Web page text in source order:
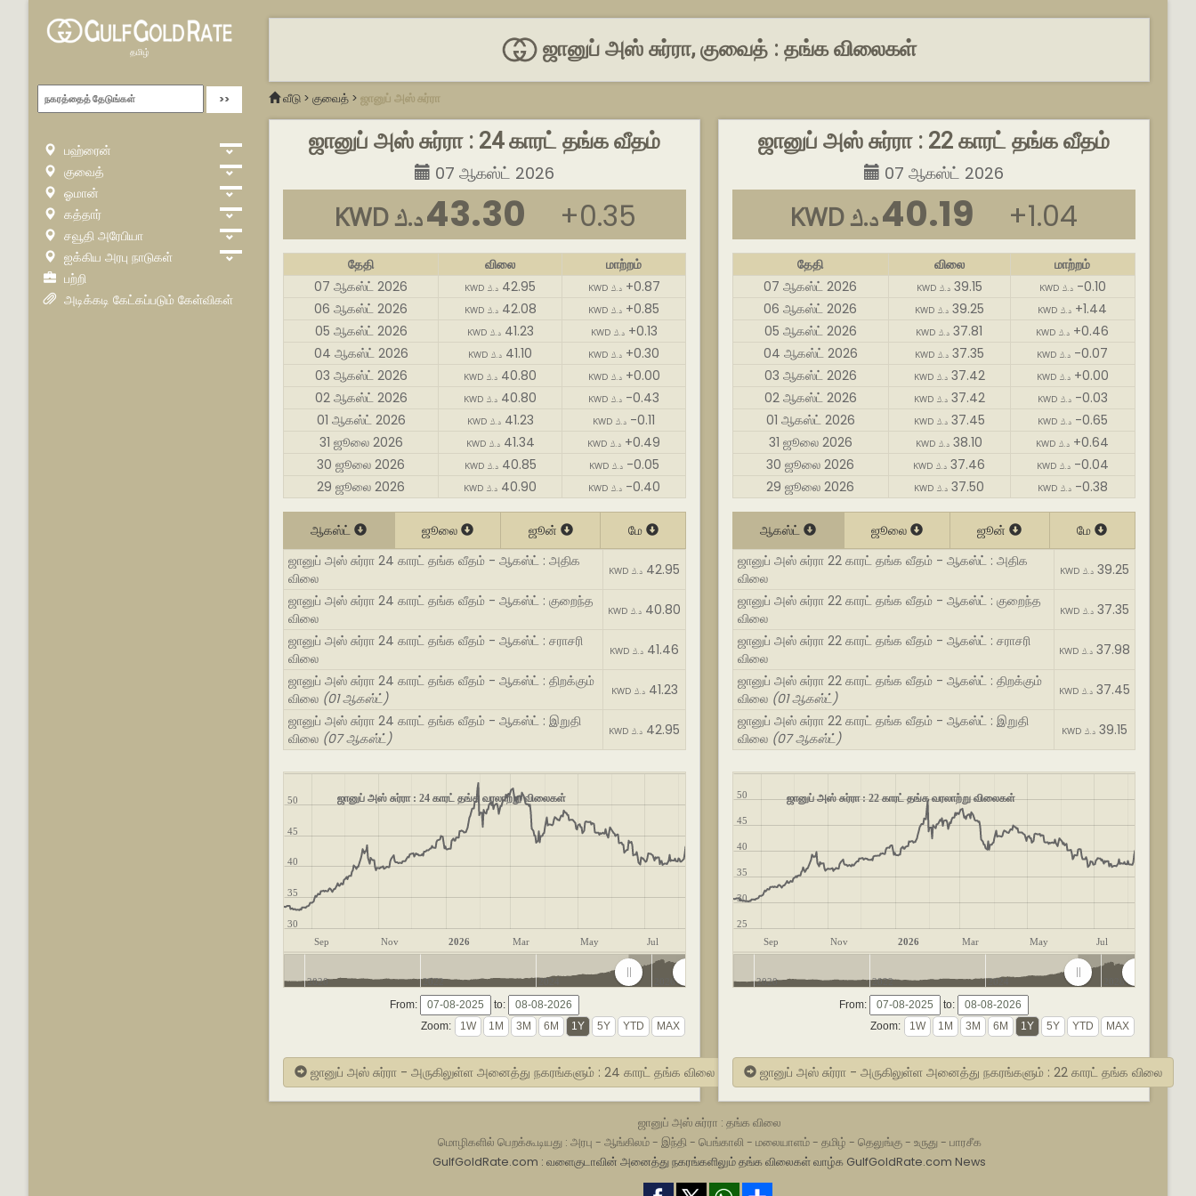
தமிழ்
பஹ்ரைன்
குவைத்
ஓமான்
கத்தார்
சவூதி அரேபியா
ஐக்கிய அரபு நாடுகள்
பற்றி
அடிக்கடி கேட்கப்படும் கேள்விகள்
ஜானுப் அஸ் சுர்ரா, குவைத் : தங்க விலைகள்
வீடு > குவைத் > ஜானுப் அஸ் சுர்ரா
ஜானுப் அஸ் சுர்ரா : 24 காரட் தங்க வீதம்
07 ஆகஸ்ட் 2026
KWD د.ك 43.30 +0.35
தேதி விலை
மாற்றம்
07 ஆகஸ்ட் 2026
KWD د.ك 42.95 KWD د.ك +0.87
06 ஆகஸ்ட் 2026
KWD د.ك 42.08 KWD د.ك +0.85
05 ஆகஸ்ட் 2026
KWD د.ك 41.23 KWD د.ك +0.13
04 ஆகஸ்ட் 2026
KWD د.ك 41.10 KWD د.ك +0.30
03 ஆகஸ்ட் 2026
KWD د.ك 40.80 KWD د.ك +0.00
02 ஆகஸ்ட் 2026
KWD د.ك 40.80 KWD د.ك -0.43
01 ஆகஸ்ட் 2026
KWD د.ك 41.23 KWD د.ك -0.11
31 ஜூலை 2026
KWD د.ك 41.34 KWD د.ك +0.49
30 ஜூலை 2026
KWD د.ك 40.85 KWD د.ك -0.05
29 ஜூலை 2026
KWD د.ك 40.90 KWD د.ك -0.40
ஆகஸ்ட் ஜூலை ஜூன்
மே
ஜானுப் அஸ் சுர்ரா 24 காரட் தங்க வீதம் - ஆகஸ்ட் : அதிக
விலை
KWD د.ك 42.95
ஜானுப் அஸ் சுர்ரா 24 காரட் தங்க வீதம் - ஆகஸ்ட் : குறைந்த
விலை
KWD د.ك 40.80
ஜானுப் அஸ் சுர்ரா 24 காரட் தங்க வீதம் - ஆகஸ்ட் : சராசரி
விலை
KWD د.ك 41.46
ஜானுப் அஸ் சுர்ரா 24 காரட் தங்க வீதம் - ஆகஸ்ட் : திறக்கும்
விலை (01 ஆகஸ்ட்) KWD د.ك 41.23
ஜானுப் அஸ் சுர்ரா 24 காரட் தங்க வீதம் - ஆகஸ்ட் : இறுதி
விலை (07 ஆகஸ்ட்) KWD د.ك 42.95
ஜானுப் அஸ் சுர்ரா : 24 காரட் தங்க வரலாற்று விலைகள்
Sep Nov 2026 Mar May Jul
30
35
40
45
50
2020 2022 2024 2026
From:
to:
Zoom:
ஜானுப் அஸ் சுர்ரா - அருகிலுள்ள அனைத்து நகரங்களும் : 24 காரட் தங்க விலை
ஜானுப் அஸ் சுர்ரா : 22 காரட் தங்க வீதம்
07 ஆகஸ்ட் 2026
KWD د.ك40.19 +1.04
தேதி விலை
மாற்றம்
07 ஆகஸ்ட் 2026
KWD د.ك 39.15 KWD د.ك -0.10
06 ஆகஸ்ட் 2026
KWD د.ك 39.25 KWD د.ك +1.44
05 ஆகஸ்ட் 2026
KWD د.ك 37.81 KWD د.ك +0.46
04 ஆகஸ்ட் 2026
KWD د.ك 37.35 KWD د.ك -0.07
03 ஆகஸ்ட் 2026
KWD د.ك 37.42 KWD د.ك +0.00
02 ஆகஸ்ட் 2026
KWD د.ك 37.42 KWD د.ك -0.03
01 ஆகஸ்ட் 2026
KWD د.ك 37.45 KWD د.ك -0.65
31 ஜூலை 2026
KWD د.ك 38.10 KWD د.ك +0.64
30 ஜூலை 2026
KWD د.ك 37.46 KWD د.ك -0.04
29 ஜூலை 2026
KWD د.ك 37.50 KWD د.ك -0.38
ஆகஸ்ட் ஜூலை ஜூன்
மே
ஜானுப் அஸ் சுர்ரா 22 காரட் தங்க வீதம் - ஆகஸ்ட் : அதிக
விலை
KWD د.ك 39.25
ஜானுப் அஸ் சுர்ரா 22 காரட் தங்க வீதம் - ஆகஸ்ட் : குறைந்த
விலை
KWD د.ك 37.35
ஜானுப் அஸ் சுர்ரா 22 காரட் தங்க வீதம் - ஆகஸ்ட் : சராசரி
விலை
KWD د.ك 37.98
ஜானுப் அஸ் சுர்ரா 22 காரட் தங்க வீதம் - ஆகஸ்ட் : திறக்கும்
விலை (01 ஆகஸ்ட்) KWD د.ك 37.45
ஜானுப் அஸ் சுர்ரா 22 காரட் தங்க வீதம் - ஆகஸ்ட் : இறுதி
விலை (07 ஆகஸ்ட்) KWD د.ك 39.15
ஜானுப் அஸ் சுர்ரா : 22 காரட் தங்க வரலாற்று விலைகள்
Sep Nov 2026 Mar May Jul
25
30
35
40
45
50
2020 2022 2024 2026
From:
to:
Zoom:
ஜானுப் அஸ் சுர்ரா - அருகிலுள்ள அனைத்து நகரங்களும் : 22 காரட் தங்க விலை
ஜானுப் அஸ் சுர்ரா : தங்க விலை
மொழிகளில் பெறக்கூடியது : அரபு - ஆங்கிலம்- இந்தி - பெங்காலி - மலையாளம்- தமிழ் - தெலுங்கு- உருது - பாரசீக
GulfGoldRate.com : வளைகுடாவின் அனைத்து நகரங்களிலும் தங்க விலைகள் வாழ்க GulfGoldRate.com News